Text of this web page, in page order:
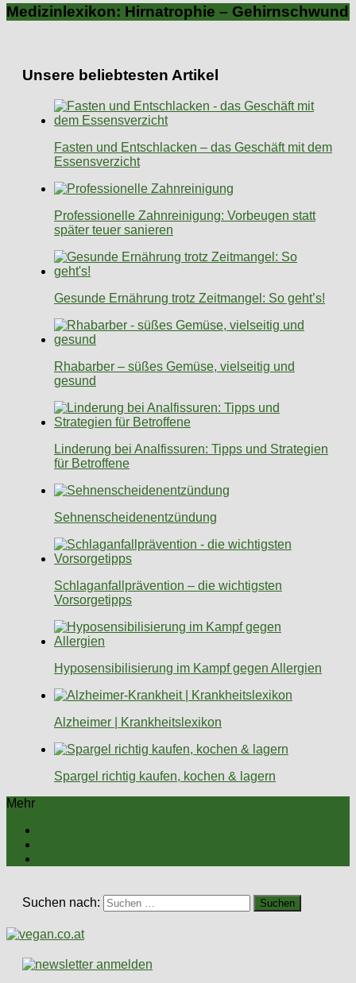
Medizinlexikon: Hirnatrophie – Gehirnschwund
Unsere beliebtesten Artikel
Fasten und Entschlacken – das Geschäft mit dem
Essensverzicht
Professionelle Zahnreinigung: Vorbeugen statt
später teuer sanieren
Gesunde Ernährung trotz Zeitmangel: So geht’s!
Rhabarber – süßes Gemüse, vielseitig und
gesund
Linderung bei Analfissuren: Tipps und Strategien
für Betroffene
Sehnenscheidenentzündung
Schlaganfallprävention – die wichtigsten
Vorsorgetipps
Hyposensibilisierung im Kampf gegen Allergien
Alzheimer | Krankheitslexikon
Spargel richtig kaufen, kochen & lagern
Mehr
Suchen nach: